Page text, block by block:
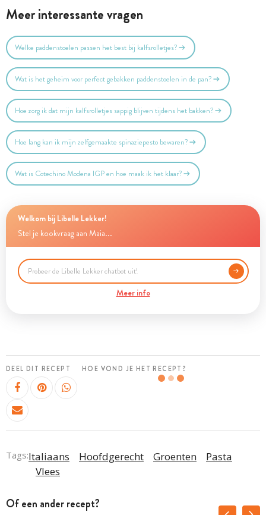
Meer interessante vragen
Welke paddenstoelen passen het best bij kalfsrolletjes?
Wat is het geheim voor perfect gebakken paddenstoelen in de pan?
Hoe zorg ik dat mijn kalfsrolletjes sappig blijven tijdens het bakken?
Hoe lang kan ik mijn zelfgemaakte spinaziepesto bewaren?
Wat is Cotechino Modena IGP en hoe maak ik het klaar?
Welkom bij Libelle Lekker!
Stel je kookvraag aan Maia...
Meer info
DEEL DIT RECEPT HOE VOND JE HET RECEPT?
Tags:Italiaans Hoofdgerecht Groenten
Pasta
Vlees
Of een ander recept?